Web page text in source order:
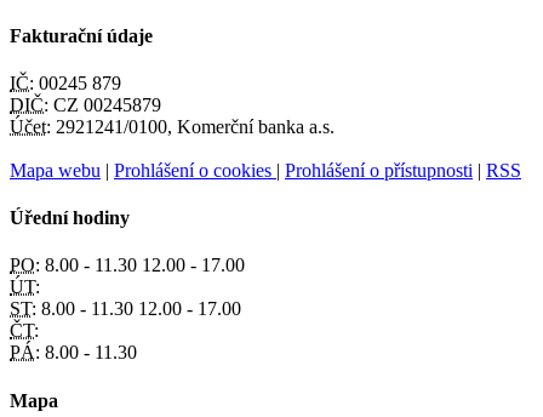
Fakturační údaje
IČ: 00245 879
DIČ: CZ 00245879
Účet: 2921241/0100, Komerční banka a.s.
Mapa webu | Prohlášení o cookies | Prohlášení o přístupnosti | RSS
Úřední hodiny
PO: 8.00 - 11.30 12.00 - 17.00
ÚT:
ST: 8.00 - 11.30 12.00 - 17.00
ČT:
PÁ: 8.00 - 11.30
Mapa